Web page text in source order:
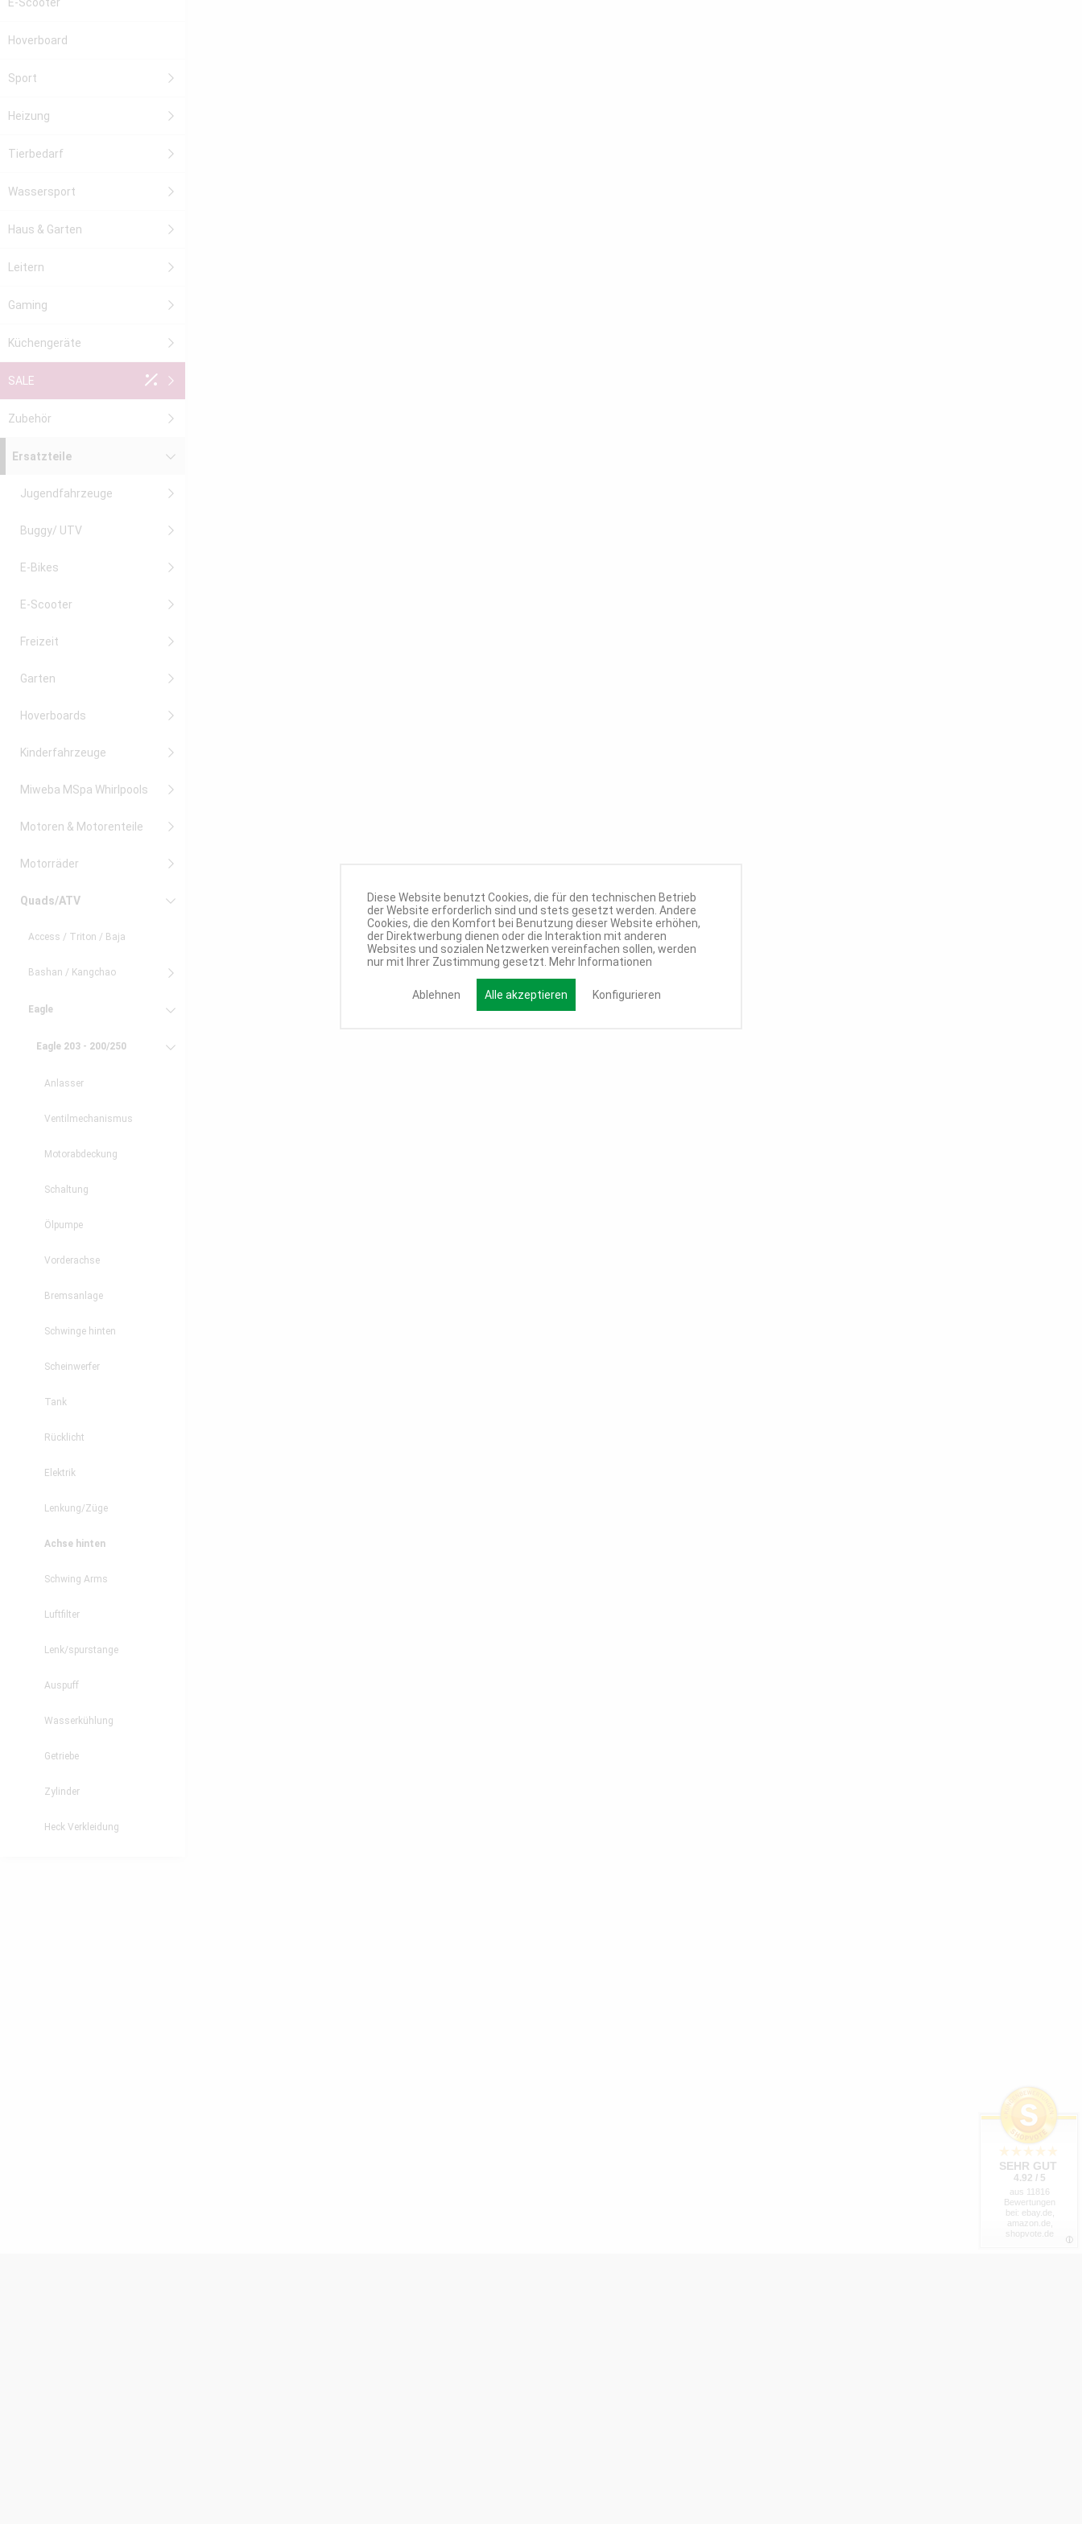
Hoverboard
Sport
Heizung
Tierbedarf
Wassersport
Haus & Garten
Leitern
Gaming
Küchengeräte
SALE
Zubehör
Ersatzteile
Jugendfahrzeuge
Buggy/ UTV
E-Bikes
E-Scooter
Freizeit
Garten
Hoverboards
Kinderfahrzeuge
Miweba MSpa Whirlpools
Motoren & Motorenteile
Motorräder
Quads/ATV
Access / Triton / Baja
Bashan / Kangchao
Eagle
Eagle 203 - 200/250
Anlasser
Ventilmechanismus
Motorabdeckung
Schaltung
Ölpumpe
Vorderachse
Bremsanlage
Schwinge hinten
Scheinwerfer
Tank
Rücklicht
Elektrik
Lenkung/Züge
Achse hinten
Schwing Arms
Luftfilter
Lenk/spurstange
Auspuff
Wasserkühlung
Getriebe
Zylinder
Heck Verkleidung
Diese Website benutzt Cookies, die für den technischen Betrieb
der Website erforderlich sind und stets gesetzt werden. Andere
Cookies, die den Komfort bei Benutzung dieser Website erhöhen,
der Direktwerbung dienen oder die Interaktion mit anderen
Websites und sozialen Netzwerken vereinfachen sollen, werden
nur mit Ihrer Zustimmung gesetzt. Mehr Informationen
Ablehnen Alle akzeptieren Konfigurieren
SEHR GUT
4.92 / 5
aus 11816
Bewertungen
bei: ebay.de,
amazon.de,
shopvote.de